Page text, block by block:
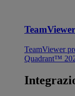
TeamViewer
Quadrant™